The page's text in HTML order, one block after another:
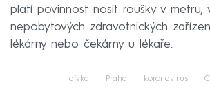
platí povinnost nosit roušky v metru,
nepobytových zdravotnických
lékárny nebo čekárny u lékaře.
dívka Praha koronavirus